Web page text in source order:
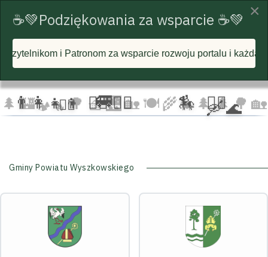
☁️ 🦅
☁️
🦅 🦅 ☁️
🌲 🏰🏕️ 🔥🌳 🧺🌉🏡 🍽️🌾🐄 🌲 🌲🌳 🏡
🚐 🚴‍♂️
🏇 🛶 🌊
🚴‍♀️ 🏃‍♂️ 🏃‍♀️
Gminy Powiatu Wyszkowskiego
×
☕💚Podziękowania za wsparcie ☕💚
wsparcie rozwoju portalu i każdą postawioną wirtualną